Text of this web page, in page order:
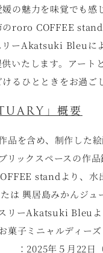
の魅力を味覚でも感
のroro COFFEE
リーAkatsuki Bleuに
いたします。アート
るひとときをお過ご
」概要
品を含め、制作した
リックスペースの作品
standより、水
は 興居島みかんジュ
リーAkatsuki Bleuよ
菓子ミニャルディーズ
：2025年５月22日